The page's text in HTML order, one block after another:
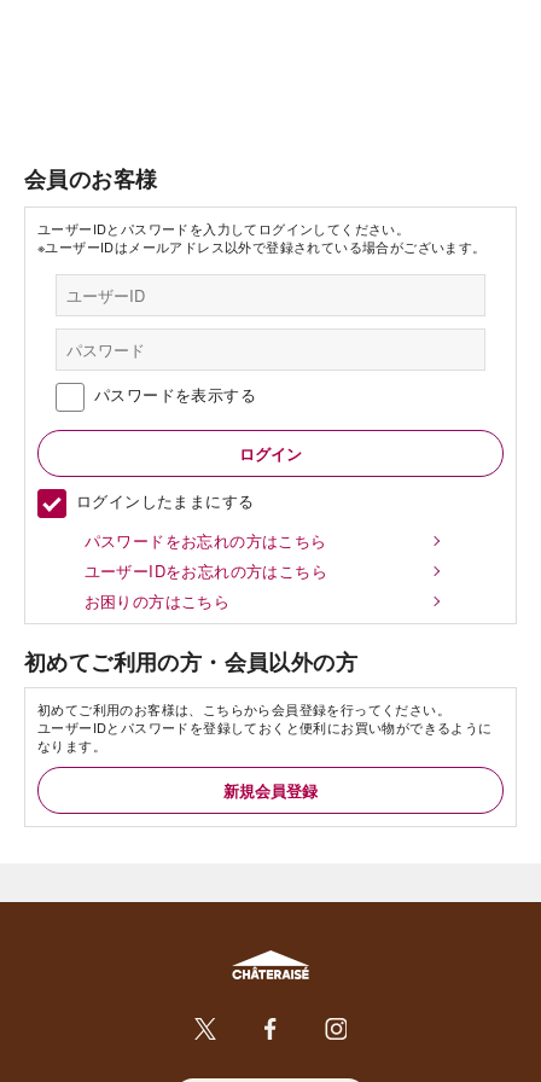
会員のお客様
ユーザーIDとパスワードを入力してログインしてください。
※ユーザーIDはメールアドレス以外で登録されている場合がございます。
パスワードを表示する
ログインしたままにする
パスワードをお忘れの方はこちら
ユーザーIDをお忘れの方はこちら
お困りの方はこちら
初めてご利用の方・会員以外の方
初めてご利用のお客様は、こちらから会員登録を行ってください。
ユーザーIDとパスワードを登録しておくと便利にお買い物ができるように
なります。